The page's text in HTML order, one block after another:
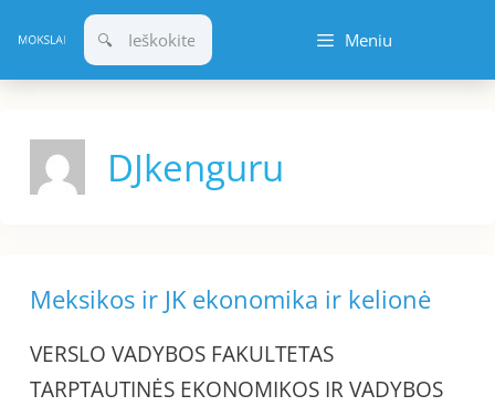
prie
turinio
Meniu
DJkenguru
Meksikos ir JK ekonomika ir kelionė
VERSLO VADYBOS FAKULTETAS
TARPTAUTINĖS EKONOMIKOS IR VADYBOS